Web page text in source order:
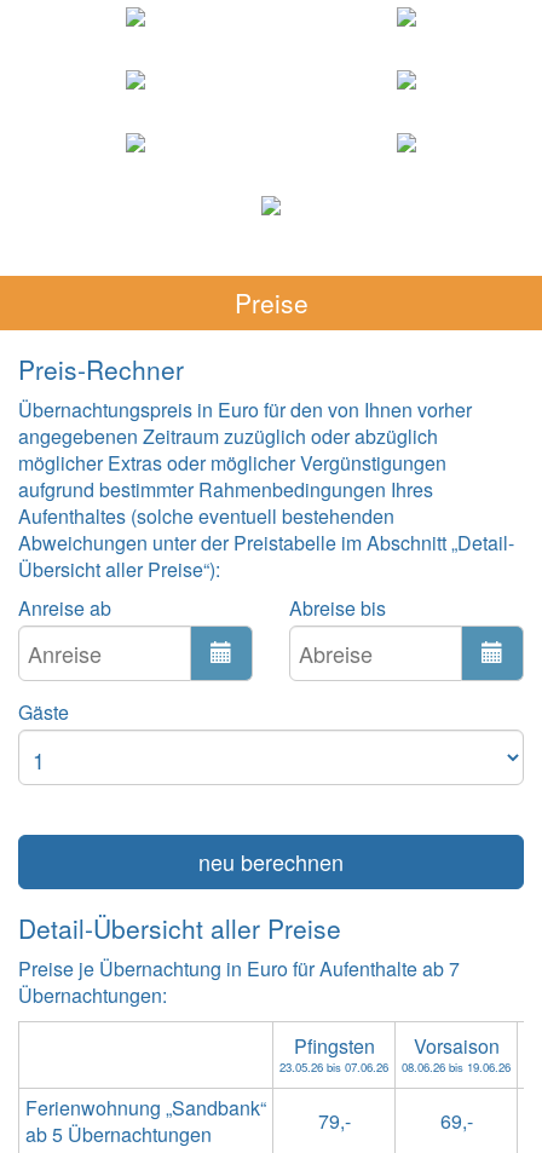
Preise
Preis-Rechner
Übernachtungspreis in Euro für den von Ihnen vorher
angegebenen Zeitraum zuzüglich oder abzüglich
möglicher Extras oder möglicher Vergünstigungen
aufgrund bestimmter Rahmenbedingungen Ihres
Aufenthaltes (solche eventuell bestehenden
Abweichungen unter der Preistabelle im Abschnitt „Detail-
Übersicht aller Preise“):
Anreise ab
Abreise bis
Gäste
neu berechnen
Detail-Übersicht aller Preise
Preise je Übernachtung in Euro für Aufenthalte ab 7
Übernachtungen:
Ferienwohnung „Sandbank“
ab 5 Übernachtungen
Pfingsten
23.05.26 bis 07.06.26
Vorsaison
08.06.26 bis 19.06.26
79,-
69,-